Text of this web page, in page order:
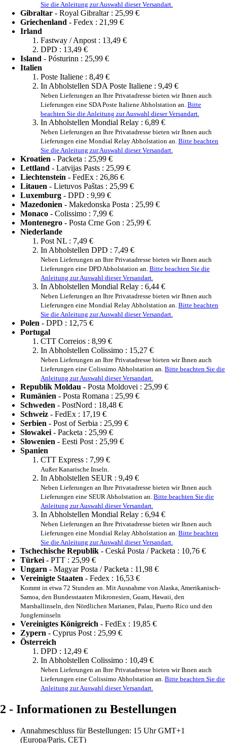
Sie die Anleitung zur Auswahl dieser Versandart.
Gibraltar - Royal Gibraltar : 25,99 €
Griechenland - Fedex : 21,99 €
Irland
Fastway / Anpost : 13,49 €
DPD : 13,49 €
Island - Pósturinn : 25,99 €
Italien
Poste Italiene : 8,49 €
In Abholstellen SDA Poste Italiene : 9,49 €
Neben Lieferungen an Ihre Privatadresse bieten wir Ihnen auch
Lieferungen eine SDA Poste Italiene Abholstation an. Bitte
beachten Sie die Anleitung zur Auswahl dieser Versandart.
In Abholstellen Mondial Relay : 6,89 €
Neben Lieferungen an Ihre Privatadresse bieten wir Ihnen auch
Lieferungen eine Mondial Relay Abholstation an. Bitte beachten
Sie die Anleitung zur Auswahl dieser Versandart.
Kroatien - Packeta : 25,99 €
Lettland - Latvijas Pasts : 25,99 €
Liechtenstein - FedEx : 26,86 €
Litauen - Lietuvos Paštas : 25,99 €
Luxemburg - DPD : 9,99 €
Mazedonien - Makedonska Posta : 25,99 €
Monaco - Colissimo : 7,99 €
Montenegro - Posta Crne Gon : 25,99 €
Niederlande
Post NL : 7,49 €
In Abholstellen DPD : 7,49 €
Neben Lieferungen an Ihre Privatadresse bieten wir Ihnen auch
Lieferungen eine DPD Abholstation an. Bitte beachten Sie die
Anleitung zur Auswahl dieser Versandart.
In Abholstellen Mondial Relay : 6,44 €
Neben Lieferungen an Ihre Privatadresse bieten wir Ihnen auch
Lieferungen eine Mondial Relay Abholstation an. Bitte beachten
Sie die Anleitung zur Auswahl dieser Versandart.
Polen - DPD : 12,75 €
Portugal
CTT Correios : 8,99 €
In Abholstellen Colissimo : 15,27 €
Neben Lieferungen an Ihre Privatadresse bieten wir Ihnen auch
Lieferungen eine Colissimo Abholstation an. Bitte beachten Sie die
Anleitung zur Auswahl dieser Versandart.
Republik Moldau - Posta Moldovei : 25,99 €
Rumänien - Posta Romana : 25,99 €
Schweden - PostNord : 18,48 €
Schweiz - FedEx : 17,19 €
Serbien - Post of Serbia : 25,99 €
Slowakei - Packeta : 25,99 €
Slowenien - Eesti Post : 25,99 €
Spanien
CTT Express : 7,99 €
Außer Kanarische Inseln.
In Abholstellen SEUR : 9,49 €
Neben Lieferungen an Ihre Privatadresse bieten wir Ihnen auch
Lieferungen eine SEUR Abholstation an. Bitte beachten Sie die
Anleitung zur Auswahl dieser Versandart.
In Abholstellen Mondial Relay : 6,94 €
Neben Lieferungen an Ihre Privatadresse bieten wir Ihnen auch
Lieferungen eine Mondial Relay Abholstation an. Bitte beachten
Sie die Anleitung zur Auswahl dieser Versandart.
Tschechische Republik - Ceská Posta / Packeta : 10,76 €
Türkei - PTT : 25,99 €
Ungarn - Magyar Posta / Packeta : 11,98 €
Vereinigte Staaten - Fedex : 16,53 €
Kommt in etwa 72 Stunden an. Mit Ausnahme von Alaska, Amerikanisch-
Samoa, den Bundesstaaten Mikronesien, Guam, Hawaii, den
Marshallinseln, den Nördlichen Marianen, Palau, Puerto Rico und den
Jungferninseln
Vereinigtes Königreich - FedEx : 19,85 €
Zypern - Cyprus Post : 25,99 €
Österreich
DPD : 12,49 €
In Abholstellen Colissimo : 10,49 €
Neben Lieferungen an Ihre Privatadresse bieten wir Ihnen auch
Lieferungen eine Colissimo Abholstation an. Bitte beachten Sie die
Anleitung zur Auswahl dieser Versandart.
2 - Informationen zu Bestellungen
Annahmeschluss für Bestellungen: 15 Uhr GMT+1
(Europa/Paris, CET)